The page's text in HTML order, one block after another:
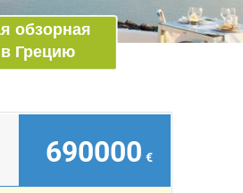
обзорная
Грецию
690000 €